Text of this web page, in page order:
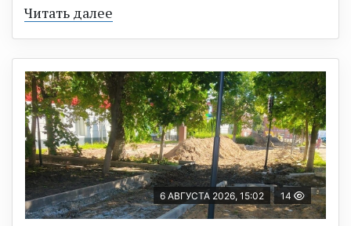
Читать далее
6 АВГУСТА 2026, 15:02 14